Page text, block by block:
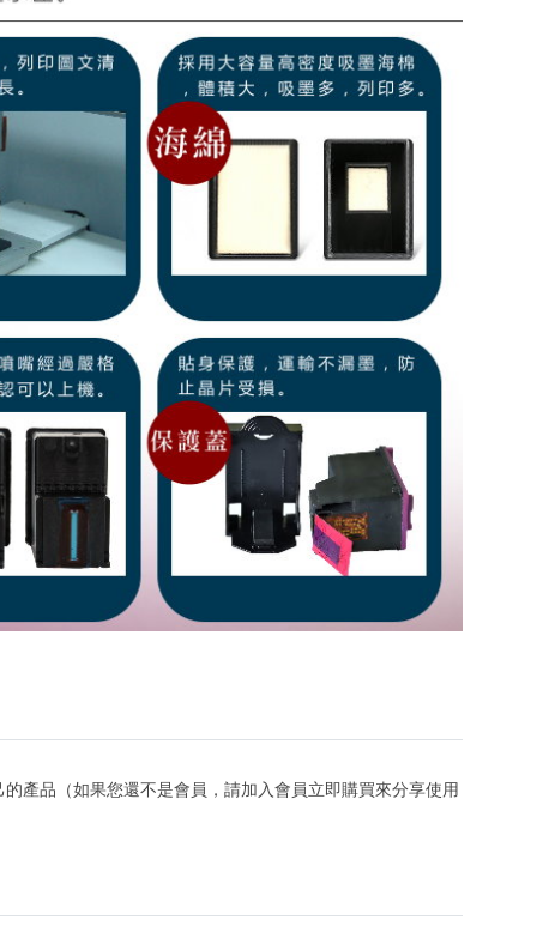
產品（如果您還不是會員，請加入會員立即購買來分享使用